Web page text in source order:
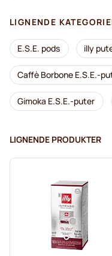
LIGNENDE
E.S.E. pods illy
Caffè Borbone E.S.E.-
Gimoka E.S.E.-puter
LIGNENDE PRODUKTER